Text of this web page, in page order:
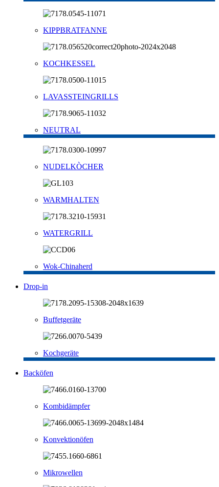
KIPPBRATFANNE
KOCHKESSEL
LAVASSTEINGRILLS
NEUTRAL
NUDELKÒCHER
WARMHALTEN
WATERGRILL
Wok-Chinaherd
Drop-in
Buffetgeräte
Kochgeräte
Backöfen
Kombidämpfer
Konvektionöfen
Mikrowellen